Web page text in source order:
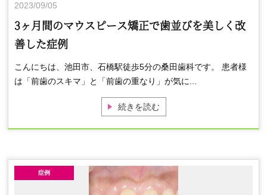
2023/09/05
3ヶ月間のマウスピース矯正で歯並びを美しく改
善した症例
こんにちは、池田市、石橋駅徒歩5分の桑田歯科です。 患者様
は「前歯のスキマ」と「前歯の重なり」が気に...
続きを読む
症例